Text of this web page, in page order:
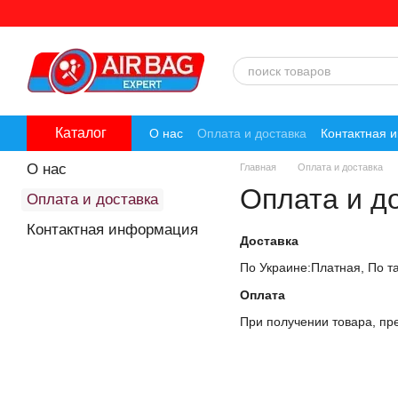
Каталог О нас Оплата и доставка Контактная
Главная Оплата и доставка
Оплата и
Доставка
По Украине:Платная, По
Оплата
При получении товара,
О нас
Оплата и доставка
Контактная информация